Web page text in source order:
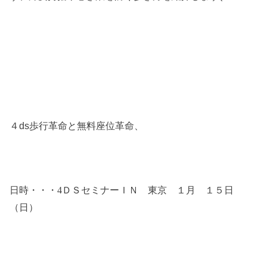
４ds歩行革命と無料座位革命、
日時・・・4ＤＳセミナーＩＮ 東京 １月 １５日
（日）